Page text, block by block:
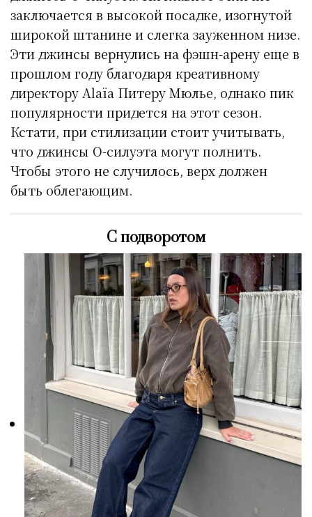
заключается в высокой посадке, изогнутой
широкой штанине и слегка зауженном низе.
Эти джинсы вернулись на фэшн-арену еще в
прошлом году благодаря креативному
директору Alaïa Питеру Мюлье, однако пик
популярности придется на этот сезон.
Кстати, при стилизации стоит учитывать,
что джинсы О-силуэта могут полнить.
Чтобы этого не случилось, верх должен
быть облегающим.
С подворотом